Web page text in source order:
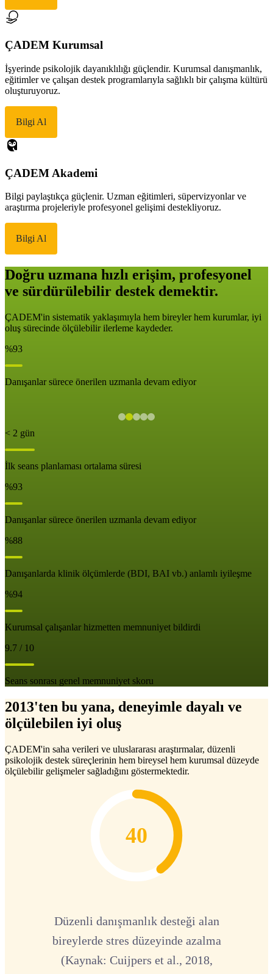
ÇADEM Kurumsal
İşyerinde psikolojik dayanıklılığı güçlendir. Kurumsal danışmanlık,
eğitimler ve çalışan destek programlarıyla sağlıklı bir çalışma kültürü
oluşturuyoruz.
Bilgi Al
ÇADEM Akademi
Bilgi paylaştıkça güçlenir. Uzman eğitimleri, süpervizyonlar ve
araştırma projeleriyle profesyonel gelişimi destekliyoruz.
Bilgi Al
Doğru uzmana hızlı erişim, profesyonel
ve sürdürülebilir destek demektir.
ÇADEM'in sistematik yaklaşımıyla hem bireyler hem kurumlar, iyi
oluş sürecinde ölçülebilir ilerleme kaydeder.
%93
Danışanlar sürece önerilen uzmanla devam ediyor
< 2 gün
İlk seans planlaması ortalama süresi
%93
Danışanlar sürece önerilen uzmanla devam ediyor
%88
Danışanlarda klinik ölçümlerde (BDI, BAI vb.) anlamlı iyileşme
%94
Kurumsal çalışanlar hizmetten memnuniyet bildirdi
9.7 / 10
Seans sonrası genel memnuniyet skoru
2013'ten bu yana, deneyimle dayalı ve
ölçülebilen iyi oluş
ÇADEM'in saha verileri ve uluslararası araştırmalar, düzenli
psikolojik destek süreçlerinin hem bireysel hem kurumsal düzeyde
ölçülebilir gelişmeler sağladığını göstermektedir.
40
Düzenli danışmanlık desteği alan
bireylerde stres düzeyinde azalma
(Kaynak: Cuijpers et al., 2018,